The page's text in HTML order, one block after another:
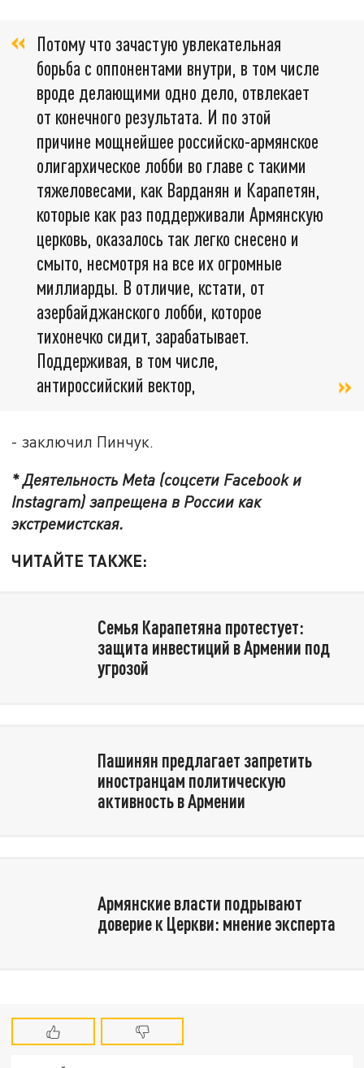
Потому что зачастую увлекательная
борьба с оппонентами внутри, в том числе
вроде делающими одно дело, отвлекает
от конечного результата. И по этой
причине мощнейшее российско-армянское
олигархическое лобби во главе с такими
тяжеловесами, как Варданян и Карапетян,
которые как раз поддерживали Армянскую
церковь, оказалось так легко снесено и
смыто, несмотря на все их огромные
миллиарды. В отличие, кстати, от
азербайджанского лобби, которое
тихонечко сидит, зарабатывает.
Поддерживая, в том числе,
антироссийский вектор,
- заключил Пинчук.
* Деятельность Meta (соцсети Facebook и
Instagram) запрещена в России как
экстремистская.
ЧИТАЙТЕ ТАКЖЕ:
Семья Карапетяна протестует:
защита инвестиций в Армении под
угрозой
Пашинян предлагает запретить
иностранцам политическую
активность в Армении
Армянские власти подрывают
доверие к Церкви: мнение эксперта